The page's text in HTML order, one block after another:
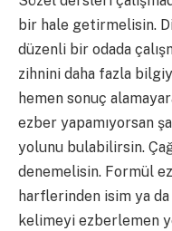
bir hale getirmelisin.
düzenli bir odada
zihnini daha fazla
hemen sonuç
ezber yapamıyorsan
yolunu bulabilirsin.
denemelisin. Formül
harflerinden isim ya
kelimeyi ezberlemen